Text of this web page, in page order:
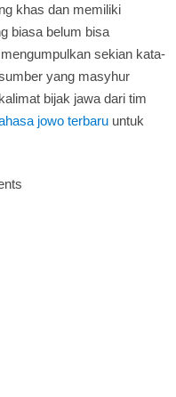
khas dan memiliki
biasa belum bisa
sekian kata-
yang masyhur
bijak jawa dari tim
jowo terbaruuntuk